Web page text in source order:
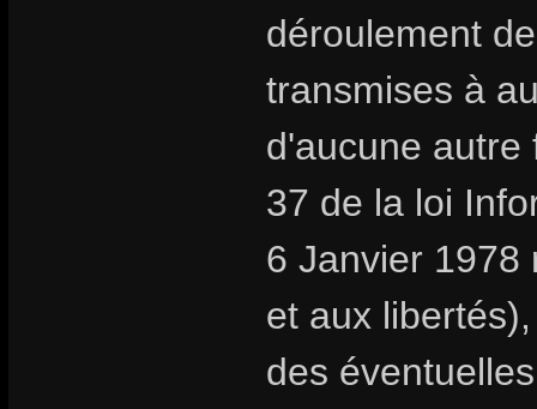
déroulement
transmises à
d'aucune autre
37 de la loi
6 Janvier 1978
et aux
des